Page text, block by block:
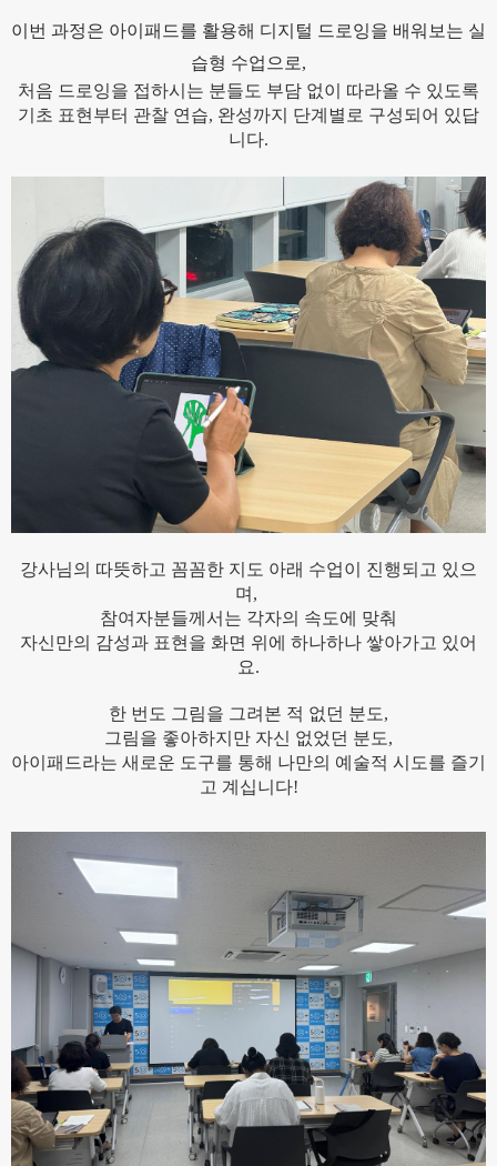
이번 과정은 아이패드를 활용해 디지털 드로잉을 배워보는 실
습형 수업으로,
처음 드로잉을 접하시는 분들도 부담 없이 따라올 수 있도록
기초 표현부터 관찰 연습, 완성까지 단계별로 구성되어 있답
니다.
강사님의 따뜻하고 꼼꼼한 지도 아래 수업이 진행되고 있으
며,
참여자분들께서는 각자의 속도에 맞춰
자신만의 감성과 표현을 화면 위에 하나하나 쌓아가고 있어
요.
한 번도 그림을 그려본 적 없던 분도,
그림을 좋아하지만 자신 없었던 분도,
아이패드라는 새로운 도구를 통해 나만의 예술적 시도를 즐기
고 계십니다!